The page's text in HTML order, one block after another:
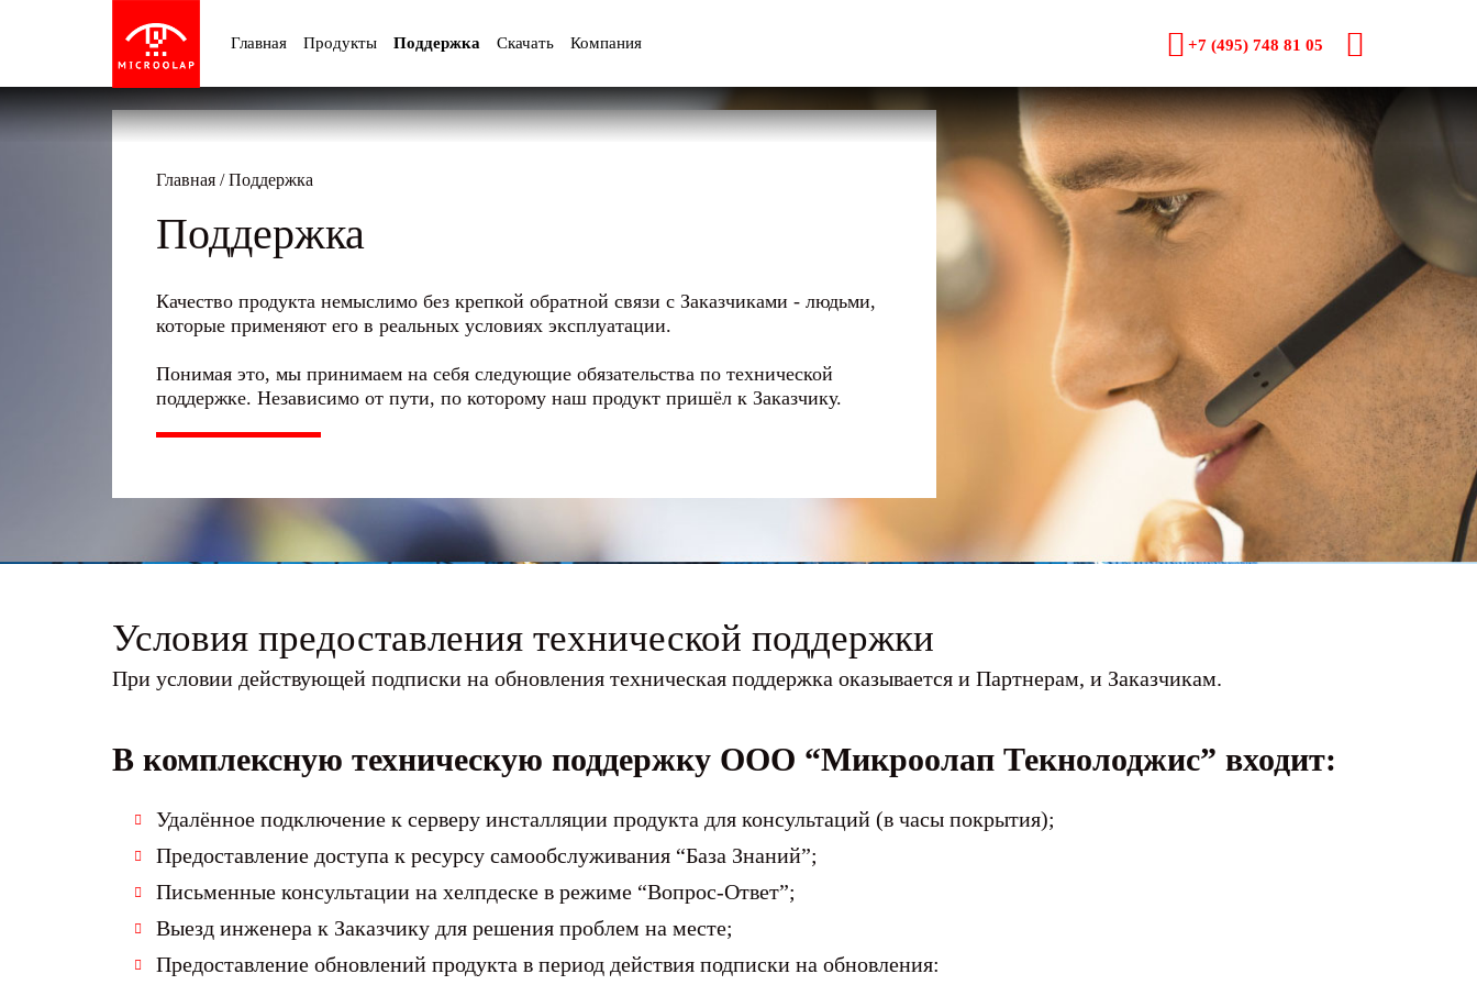
Главная Продукты Поддержка Скачать Компания +7 (495) 748 81 05
Главная /Поддержка
Поддержка
Качество продукта немыслимо без крепкой обратной связи с Заказчиками - людьми,
которые применяют его в реальных условиях эксплуатации.
Понимая это, мы принимаем на себя следующие обязательства по технической
поддержке. Независимо от пути, по которому наш продукт пришёл к Заказчику.
Условия предоставления технической поддержки
При условии действующей подписки на обновления техническая поддержка оказывается и Партнерам, и Заказчикам.
В комплексную техническую поддержку ООО “Микроолап Текнолоджис” входит:
Удалённое подключение к серверу инсталляции продукта для консультаций (в часы покрытия);
Предоставление доступа к ресурсу самообслуживания “База Знаний”;
Письменные консультации на хелпдеске в режиме “Вопрос-Ответ”;
Выезд инженера к Заказчику для решения проблем на месте;
Предоставление обновлений продукта в период действия подписки на обновления: